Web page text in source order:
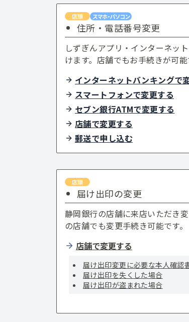
住所・電話番号変更
しずぎんアプリ・インターネッ
けます。店舗でもお手続きが可能
インターネットバンキングで
スマートフォンで変更する
セブン銀行ATMで変更する
店舗で変更する
郵送で申し込む
届け出印の変更
静岡銀行の店舗に来店いただき
の店舗でも変更手続き可能です。
店舗で変更する
届け出印変更に必要な本人確認
届け出印を失くした場合
届け出印が盗まれた場合